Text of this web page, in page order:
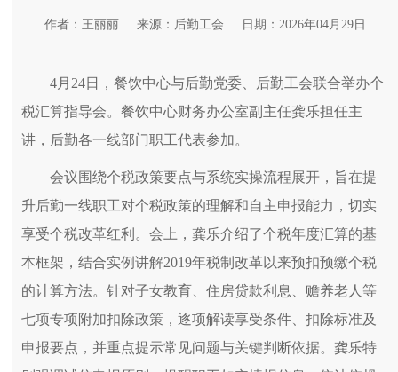
作者：王丽丽 来源：后勤工会 日期：2026年04月29日
4月24日，餐饮中心与后勤党委、后勤工会联合举办个
税汇算指导会。餐饮中心财务办公室副主任龚乐担任主
讲，后勤各一线部门职工代表参加。
会议围绕个税政策要点与系统实操流程展开，旨在提
升后勤一线职工对个税政策的理解和自主申报能力，切实
享受个税改革红利。会上，龚乐介绍了个税年度汇算的基
本框架，结合实例讲解2019年税制改革以来预扣预缴个税
的计算方法。针对子女教育、住房贷款利息、赡养老人等
七项专项附加扣除政策，逐项解读享受条件、扣除标准及
申报要点，并重点提示常见问题与关键判断依据。龚乐特